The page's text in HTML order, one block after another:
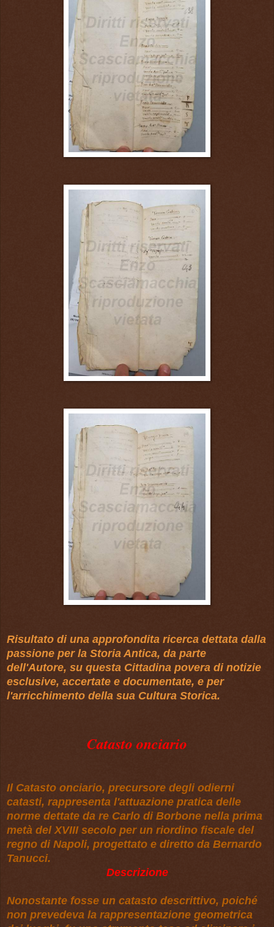
Risultato di una approfondita ricerca dettata dalla
passione per la Storia Antica, da parte
dell'Autore, su questa Cittadina povera di notizie
esclusive, accertate e documentate, e per
l'arricchimento della sua Cultura Storica.
Catasto onciario
Il Catasto onciario, precursore degli odierni
catasti, rappresenta l'attuazione pratica delle
norme dettate da re Carlo di Borbone nella prima
metà del XVIII secolo per un riordino fiscale del
regno di Napoli, progettato e diretto da Bernardo
Tanucci.
Descrizione
Nonostante fosse un catasto descrittivo, poiché
non prevedeva la rappresentazione geometrica